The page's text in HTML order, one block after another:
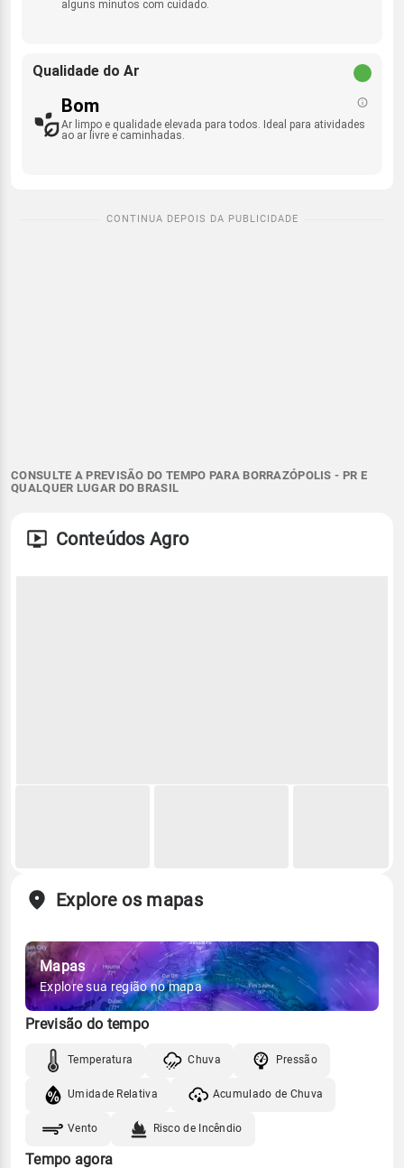
alguns minutos com cuidado.
Qualidade do Ar
Bom
Ar limpo e qualidade elevada para todos. Ideal para atividades
ao ar livre e caminhadas.
CONSULTE A PREVISÃO DO TEMPO PARA BORRAZÓPOLIS - PR E
QUALQUER LUGAR DO BRASIL
Conteúdos Agro
Explore os mapas
Mapas
Explore sua região no mapa
Previsão do tempo
Temperatura Chuva Pressão
Umidade Relativa Acumulado de Chuva
Vento Risco de Incêndio
Tempo agora